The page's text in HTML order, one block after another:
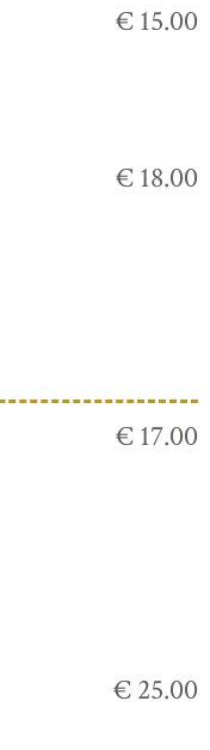
€ 15.00
€ 18.00
€ 17.00
€ 25.00